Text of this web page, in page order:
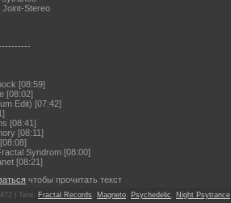
Joint-Stereo
[08:59]
[08:02]
Edit) [07:42]
[08:41]
[08:11]
Syndrom [08:00]
[08:21]
чтобы прочитать текст
| Теги: Fractal Records , Magneto, Psychedelic , Night Psytrance